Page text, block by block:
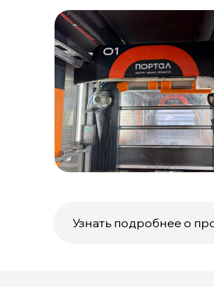
Узнать подробнее о